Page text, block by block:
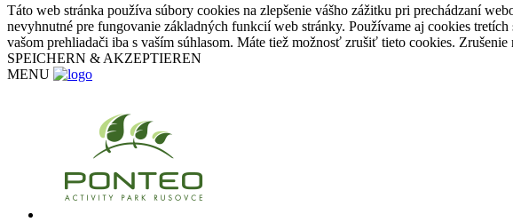
Táto web stránka používa súbory cookies na zlepšenie vášho zážitku pri prechádzaní
nevyhnutné pre fungovanie základných funkcií web stránky. Používame aj cookies
vašom prehliadači iba s vaším súhlasom. Máte tiež možnosť zrušiť tieto cookies.
SPEICHERN & AKZEPTIEREN
MENU